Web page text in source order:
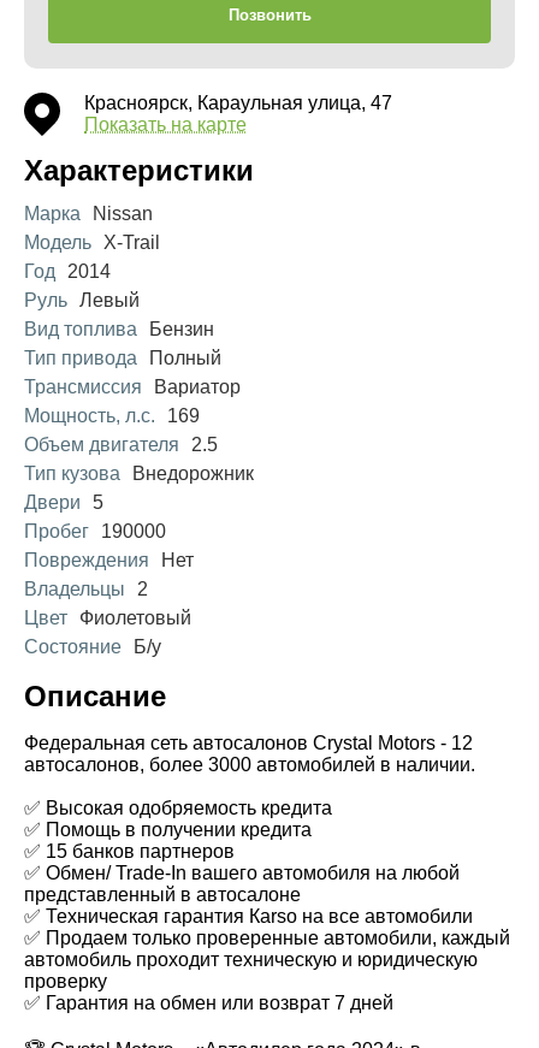
Позвонить
Красноярск, Караульная улица, 47
Показать на карте
Характеристики
Марка
Nissan
Модель
X-Trail
Год
2014
Руль Левый
Вид топлива
Бензин
Тип привода
Полный
Трансмиссия
Вариатор
Мощность, л.с.
169
Объем двигателя
2.5
Тип кузова
Внедорожник
Двери
5
Пробег
190000
Повреждения
Нет
Владельцы
2
Цвет
Фиолетовый
Состояние
Б/у
Описание
Федеральная сеть автосалонов Crystal Motors - 12
автосалонов, более 3000 автомобилей в наличии.
✅ Высокая одобряемость кредита
✅ Помощь в получении кредита
✅ 15 банков партнеров
✅ Обмен/ Trade-In вашего автомобиля на любой
представленный в автосалоне
✅ Техническая гарантия Каrsо на все автомобили
✅ Продаем только проверенные автомобили, каждый
автомобиль проходит техническую и юридическую
проверку
✅ Гарантия на обмен или возврат 7 дней